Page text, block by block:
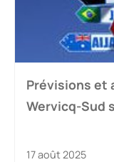
Prévisions et
Wervicq-Sud
17 août 2025